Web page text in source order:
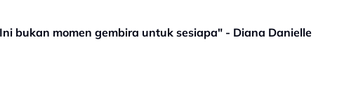
bukan momen gembira untuk sesiapa" - Diana Danielle